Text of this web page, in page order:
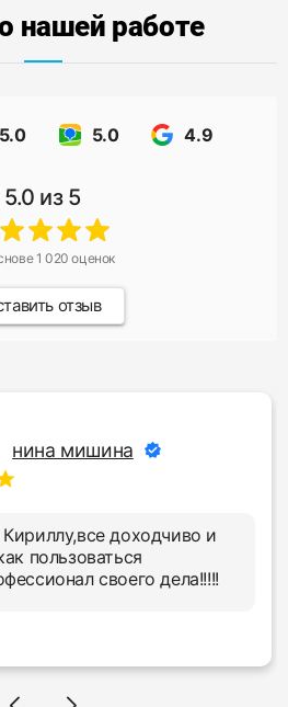
нашей работе
5.0 5.0 4.9
5.0 из 5
1 020 оценок
отзыв
нина мишина
доходчиво и
пользоваться
своего дела!!!!!